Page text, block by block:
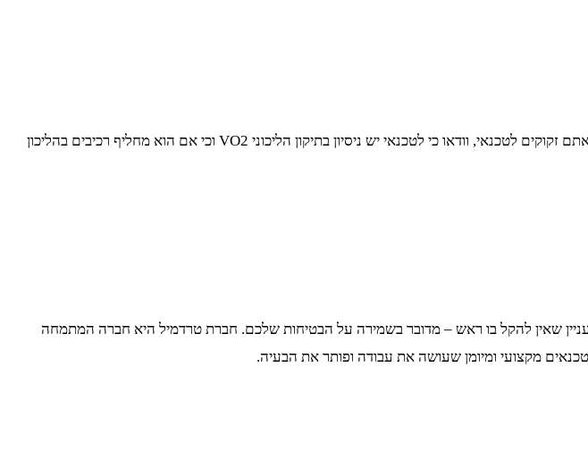
ואתם זקוקים לטכנאי, וודאו כי לטכנאי יש ניסיון בתיקון הליכוני VO2 וכי אם הוא מחליף רכיבים בהליכון
שאין להקל בו ראש – מדובר בשמירה על הבטיחות שלכם. חברת טרדמיל היא חברה המתמחה
טכנאים מקצועי ומיומן שעושה את עבודה ופותר את הבעיה.